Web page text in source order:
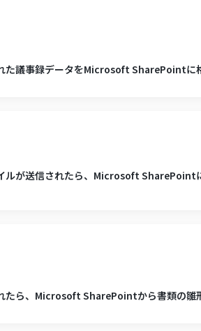
た議事録データをMicrosoft SharePointに
ルが送信されたら、Microsoft SharePoint
たら、Microsoft SharePointから書類の